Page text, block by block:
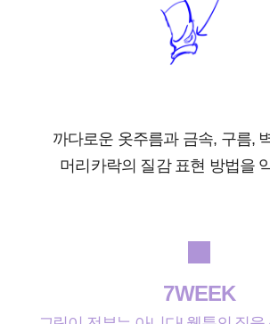
까다로운 옷주름과 금속, 구름,
머리카락의 질감 표현 방법을
7WEEK